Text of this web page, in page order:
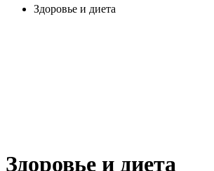
Здоровье и диета
Здоровье и диета